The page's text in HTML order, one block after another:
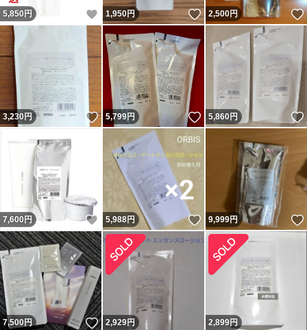
5,850 円 いいね！
1,950円 いいね！
2,500円
3,230円 いいね！
5,799円 いいね！
5,860円
7,600円 いいね！
5,988円 いいね！
9,999円
7,500円 いいね！
2,929円 2,899円